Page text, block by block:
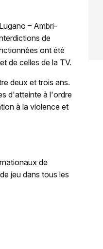
– Ambri-
de
ont été
de celles de la TV.
deux et trois ans.
d'atteinte à l'ordre
à la violence et
de
jeu dans tous les